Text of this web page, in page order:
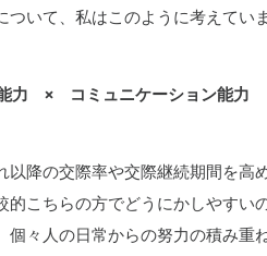
いて、私はこのように考えていま
× コミュニケーション能力
降の交際率や交際継続期間を高
こちらの方でどうにかしやすい
々人の日常からの努力の積み重